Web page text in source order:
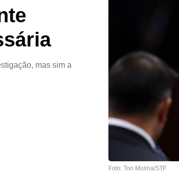
mas sim a
Foto: Ton Molina/STF